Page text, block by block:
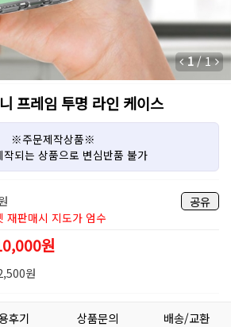
1/1
프레임 투명 라인 케이스
※주문제작상품※
작되는 상품으로 변심반품 불가
공유
재판매시 지도가 엄수
원
원
후기 상품문의 배송/교환